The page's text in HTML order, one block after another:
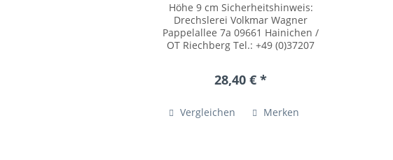
Höhe 9 cm Sicherheitshinweis:
Drechslerei Volkmar Wagner
Pappelallee 7a 09661 Hainichen /
OT Riechberg Tel.: +49 (0)37207
www.drechslerei-volkmar-
verschluckt...
28,40 € *
Vergleichen Merken